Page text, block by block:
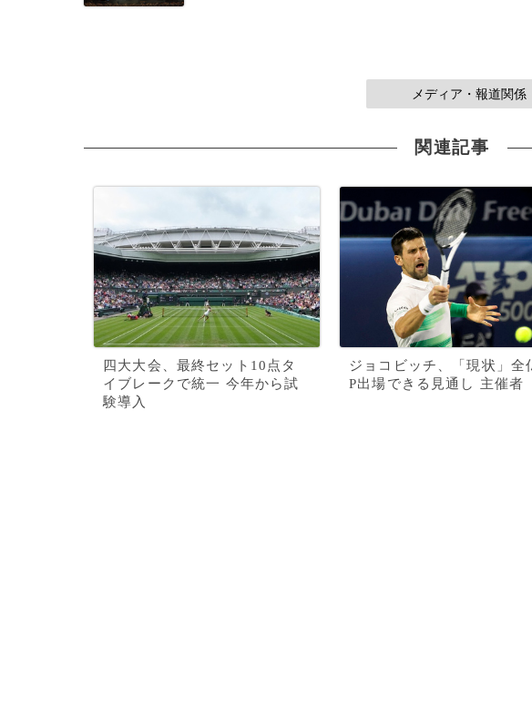
メディア・報道関
関連記事
四大大会、最終セット10点タ
イブレークで統一 今年から試
験導入
ジョコビッチ、「現状」全
P出場できる見通し 主催者